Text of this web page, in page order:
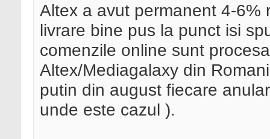
Altex a avut permanent 4-6%
livrare bine pus la punct isi
comenzile online sunt
Altex/Mediagalaxy din
putin din august fiecare
unde este cazul ).